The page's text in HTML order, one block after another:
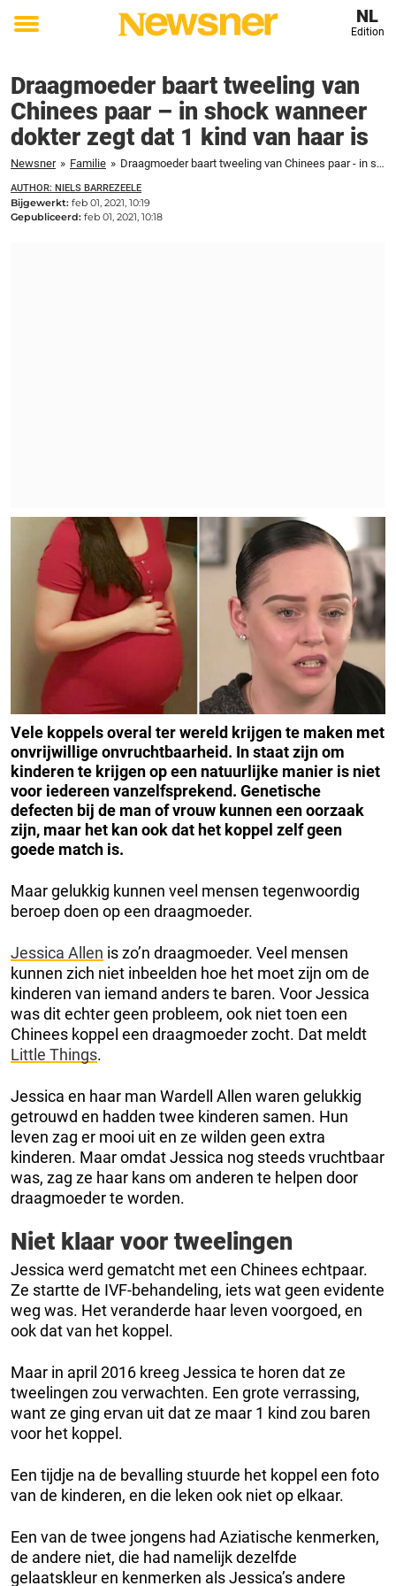
Toggle
NL
Edition
Draagmoeder baart tweeling van
Chinees paar – in shock wanneer
dokter zegt dat 1 kind van haar is
Newsner » Familie » Draagmoeder baart tweeling van Chinees paar - in shock wanneer dokter zegt dat 1 kind van haar is
AUTHOR: NIELS BARREZEELE
Bijgewerkt: feb 01, 2021, 10:19
Gepubliceerd: feb 01, 2021, 10:18
Vele koppels overal ter wereld krijgen te maken met
onvrijwillige onvruchtbaarheid. In staat zijn om
kinderen te krijgen op een natuurlijke manier is niet
voor iedereen vanzelfsprekend. Genetische
defecten bij de man of vrouw kunnen een oorzaak
zijn, maar het kan ook dat het koppel zelf geen
goede match is.
Maar gelukkig kunnen veel mensen tegenwoordig
beroep doen op een draagmoeder.
Jessica Allen is zo’n draagmoeder. Veel mensen
kunnen zich niet inbeelden hoe het moet zijn om de
kinderen van iemand anders te baren. Voor Jessica
was dit echter geen probleem, ook niet toen een
Chinees koppel een draagmoeder zocht. Dat meldt
Little Things.
Jessica en haar man Wardell Allen waren gelukkig
getrouwd en hadden twee kinderen samen. Hun
leven zag er mooi uit en ze wilden geen extra
kinderen. Maar omdat Jessica nog steeds vruchtbaar
was, zag ze haar kans om anderen te helpen door
draagmoeder te worden.
Niet klaar voor tweelingen
Jessica werd gematcht met een Chinees echtpaar.
Ze startte de IVF-behandeling, iets wat geen evidente
weg was. Het veranderde haar leven voorgoed, en
ook dat van het koppel.
Maar in april 2016 kreeg Jessica te horen dat ze
tweelingen zou verwachten. Een grote verrassing,
want ze ging ervan uit dat ze maar 1 kind zou baren
voor het koppel.
Een tijdje na de bevalling stuurde het koppel een foto
van de kinderen, en die leken ook niet op elkaar.
Een van de twee jongens had Aziatische kenmerken,
de andere niet, die had namelijk dezelfde
gelaatskleur en kenmerken als Jessica’s andere